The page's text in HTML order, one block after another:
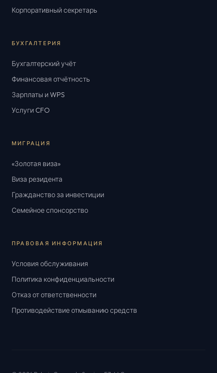
Корпоративный секретарь
БУХГАЛТЕРИЯ
Бухгалтерский учёт
Финансовая отчётность
Зарплаты и WPS
Услуги CFO
МИГРАЦИЯ
«Золотая виза»
Виза резидента
Гражданство за инвестиции
Семейное спонсорство
ПРАВОВАЯ ИНФОРМАЦИЯ
Условия обслуживания
Политика конфиденциальности
Отказ от ответственности
Противодействие отмыванию средств